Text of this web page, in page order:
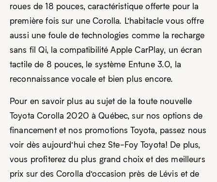
roues de 18 pouces, caractéristique offerte pour la
première fois sur une Corolla. L’habitacle vous offre
aussi une foule de technologies comme la recharge
sans fil Qi, la compatibilité Apple CarPlay, un écran
tactile de 8 pouces, le système Entune 3.0, la
reconnaissance vocale et bien plus encore.
Pour en savoir plus au sujet de la toute nouvelle
Toyota Corolla 2020 à Québec, sur nos options de
financement et nos promotions Toyota, passez nous
voir dès aujourd’hui chez Ste-Foy Toyota! De plus,
vous profiterez du plus grand choix et des meilleurs
prix sur des Corolla d’occasion près de Lévis et de